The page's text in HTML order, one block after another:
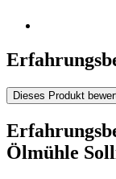
Dieses Produkt
Ölmühle